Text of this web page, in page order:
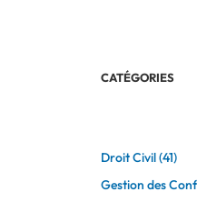
CATÉGORIES
Droit Civil(41)
Gestion des